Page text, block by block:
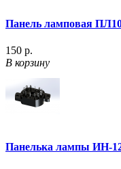
Панель ламповая
150 р.
В корзину
Панелька лампы ИН-